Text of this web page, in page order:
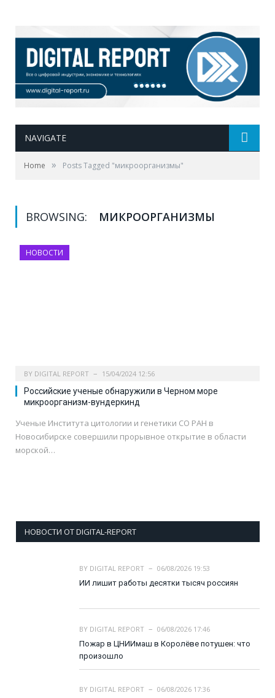
NAVIGATE
Home » Posts Tagged "микроорганизмы"
BROWSING: МИКРООРГАНИЗМЫ
НОВОСТИ
BY DIGITAL REPORT 15/04/2024 12:56
Российские ученые обнаружили в Черном море
микроорганизм-вундеркинд
Ученые Института цитологии и генетики СО РАН в
Новосибирске совершили прорывное открытие в области
морской…
НОВОСТИ ОТ DIGITAL-REPORT
BY DIGITAL REPORT
06/08/2026 19:53
ИИ лишит работы десятки тысяч россиян
BY DIGITAL REPORT
06/08/2026 17:46
Пожар в ЦНИИмаш в Королёве потушен: что
произошло
BY DIGITAL REPORT
06/08/2026 17:36